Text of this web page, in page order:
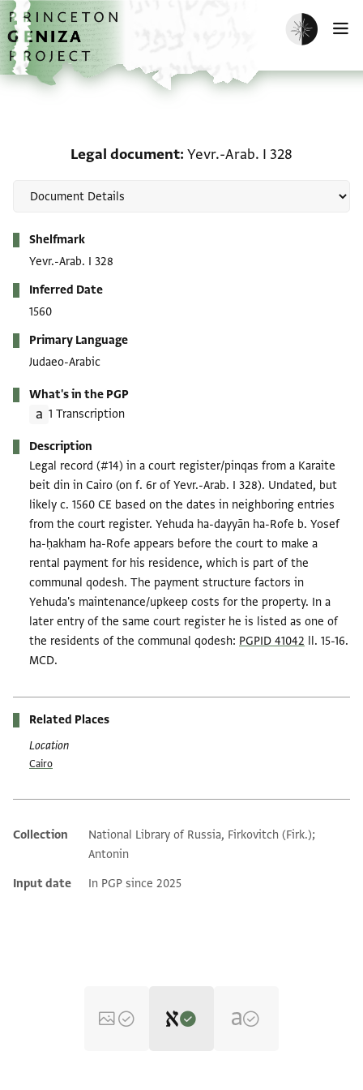
Skip to main content
home
Enable dark
Legal document Yevr.-Arab. I 328
Shelfmark
Yevr.-Arab. I 328
Inferred Date
1560
Primary Language
Judaeo-Arabic
What's in the PGP
1 Transcription
Description
Legal record (#14) in a court register/pinqas from a Karaite
beit din in Cairo (on f. 6r of Yevr.-Arab. I 328). Undated, but
likely c. 1560 CE based on the dates in neighboring entries
from the court register. Yehuda ha-dayyān ha-Rofe b. Yosef
ha-ḥakham ha-Rofe appears before the court to make a
rental payment for his residence, which is part of the
communal qodesh. The payment structure factors in
Yehuda's maintenance/upkeep costs for the property. In a
later entry of the same court register he is listed as one of
the residents of the communal qodesh: PGPID 41042 ll. 15-16.
MCD.
Related Places
Location
Cairo
Additional metadata
Collection
National Library of Russia, Firkovitch (Firk.);
Antonin
Input date
In PGP since 2025